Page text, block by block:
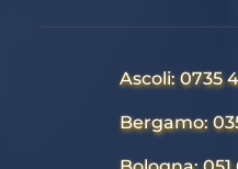
Ascoli: 0735
Bergamo: